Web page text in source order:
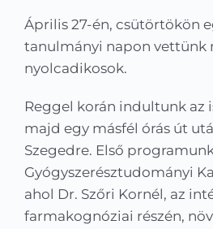
KRÉTA
Április 27-én, csütörtökön
tanulmányi napon vettünk
nyolcadikosok.
Reggel korán indultunk az
majd egy másfél órás út
Szegedre. Első
Gyógyszerésztudományi
ahol Dr. Szőri Kornél, az
farmakognóziai részén,